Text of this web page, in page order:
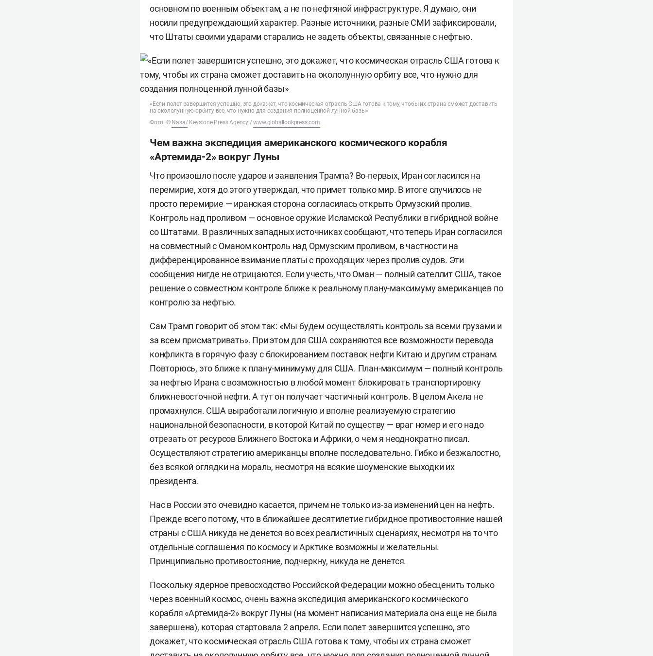
основном по военным объектам, а не по нефтяной инфраструктуре. Я думаю, они
носили предупреждающий характер. Разные источники, разные СМИ зафиксировали,
что Штаты своими ударами старались не задеть объекты, связанные с нефтью.
«Если полет завершится успешно, это докажет, что космическая отрасль США готова к тому, чтобы их страна сможет доставить
на окололунную орбиту все, что нужно для создания полноценной лунной базы»
Фото: © Nasa/Keystone Press Agency /www.globallookpress.com
Чем важна экспедиция американского космического корабля
«Артемида-2» вокруг Луны
Что произошло после ударов и заявления Трампа? Во-первых, Иран согласился на
перемирие, хотя до этого утверждал, что примет только мир. В итоге случилось не
просто перемирие — иранская сторона согласилась открыть Ормузский пролив.
Контроль над проливом — основное оружие Исламской Республики в гибридной войне
со Штатами. В различных западных источниках сообщают, что теперь Иран согласился
на совместный с Оманом контроль над Ормузским проливом, в частности на
дифференцированное взимание платы с проходящих через пролив судов. Эти
сообщения нигде не отрицаются. Если учесть, что Оман — полный сателлит США, такое
решение о совместном контроле ближе к реальному плану-максимуму американцев по
контролю за нефтью.
Сам Трамп говорит об этом так: «Мы будем осуществлять контроль за всеми грузами и
за всем присматривать». При этом для США сохраняются все возможности перевода
конфликта в горячую фазу с блокированием поставок нефти Китаю и другим странам.
Повторюсь, это ближе к плану-минимуму для США. План-максимум — полный контроль
за нефтью Ирана с возможностью в любой момент блокировать транспортировку
ближневосточной нефти. А тут он получает частичный контроль. В целом Акела не
промахнулся. США выработали логичную и вполне реализуемую стратегию
национальной безопасности, в которой Китай по существу — враг номер и его надо
отрезать от ресурсов Ближнего Востока и Африки, о чем я неоднократно писал.
Осуществляют стратегию американцы вполне последовательно. Гибко и безжалостно,
без всякой оглядки на мораль, несмотря на всякие шоуменские выходки их
президента.
Нас в России это очевидно касается, причем не только из-за изменений цен на нефть.
Прежде всего потому, что в ближайшее десятилетие гибридное противостояние нашей
страны с США никуда не денется во всех реалистичных сценариях, несмотря на то что
отдельные соглашения по космосу и Арктике возможны и желательны.
Принципиально противостояние, подчеркну, никуда не денется.
Поскольку ядерное превосходство Российской Федерации можно обесценить только
через военный космос, очень важна экспедиция американского космического
корабля «Артемида-2» вокруг Луны (на момент написания материала она еще не была
завершена), которая стартовала 2 апреля. Если полет завершится успешно, это
докажет, что космическая отрасль США готова к тому, чтобы их страна сможет